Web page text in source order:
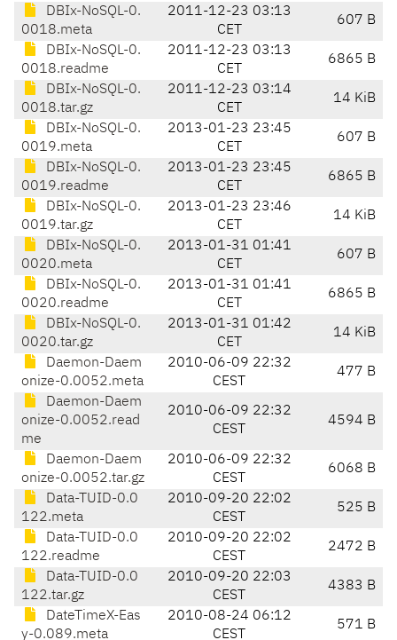
DBIx-NoSQL-0.
0018.meta
2011-12-23 03:13
CET
607 B
DBIx-NoSQL-0.
0018.readme
2011-12-23 03:13
CET
6865 B
DBIx-NoSQL-0.
0018.tar.gz
2011-12-23 03:14
CET
14 KiB
DBIx-NoSQL-0.
0019.meta
2013-01-23 23:45
CET
607 B
DBIx-NoSQL-0.
0019.readme
2013-01-23 23:45
CET
6865 B
DBIx-NoSQL-0.
0019.tar.gz
2013-01-23 23:46
CET
14 KiB
DBIx-NoSQL-0.
0020.meta
2013-01-31 01:41
CET
607 B
DBIx-NoSQL-0.
0020.readme
2013-01-31 01:41
CET
6865 B
DBIx-NoSQL-0.
0020.tar.gz
2013-01-31 01:42
CET
14 KiB
Daemon-Daem
onize-0.0052.meta
2010-06-09 22:32
CEST
477 B
Daemon-Daem
onize-0.0052.read
me
2010-06-09 22:32
CEST
4594 B
Daemon-Daem
onize-0.0052.tar.gz
2010-06-09 22:32
CEST
6068 B
Data-TUID-0.0
122.meta
2010-09-20 22:02
CEST
525 B
Data-TUID-0.0
122.readme
2010-09-20 22:02
CEST
2472 B
Data-TUID-0.0
122.tar.gz
2010-09-20 22:03
CEST
4383 B
DateTimeX-Eas
y-0.089.meta
2010-08-24 06:12
CEST
571 B